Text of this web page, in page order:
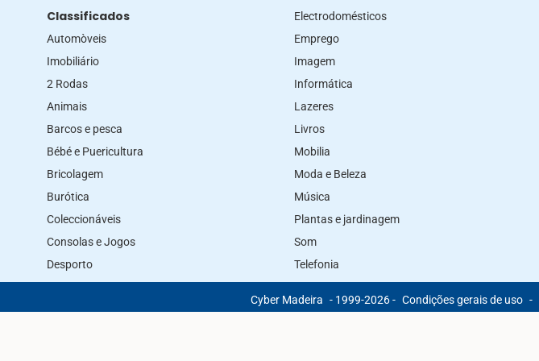
Classificados
Automòveis
Imobiliário
2 Rodas
Animais
Barcos e pesca
Bébé e Puericultura
Bricolagem
Burótica
Coleccionáveis
Consolas e Jogos
Desporto
Electrodomésticos
Emprego
Imagem
Informática
Lazeres
Livros
Mobilia
Moda e Beleza
Música
Plantas e jardinagem
Som
Telefonia
Cyber Madeira - 1999-2026 - Condições gerais de uso -